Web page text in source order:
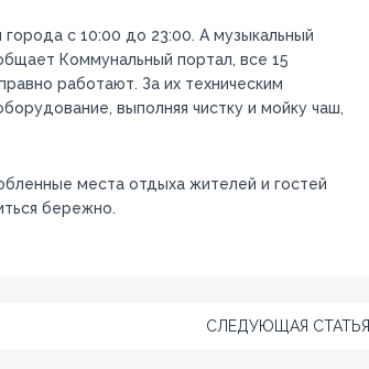
с 10:00 до 23:00. А музыкальный
Коммунальный портал, все 15
работают. За их техническим
выполняя чистку и мойку чаш,
места отдыха жителей и гостей
бережно.
СЛЕДУЮЩАЯ СТАТЬЯ